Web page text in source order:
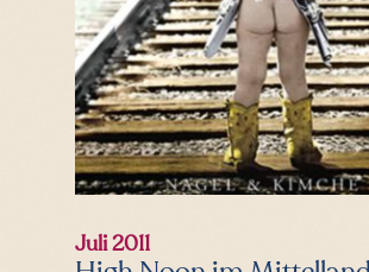
Juli 2011